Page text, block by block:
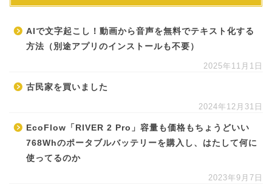
AIで文字起こし！動画から音声を無料でテキスト化する
方法（別途アプリのインストールも不要）
2025年11月1日
古民家を買いました
2024年12月31日
EcoFlow「RIVER 2 Pro」容量も価格もちょうどいい
768Whのポータブルバッテリーを購入し、はたして何に
使ってるのか
2023年9月7日